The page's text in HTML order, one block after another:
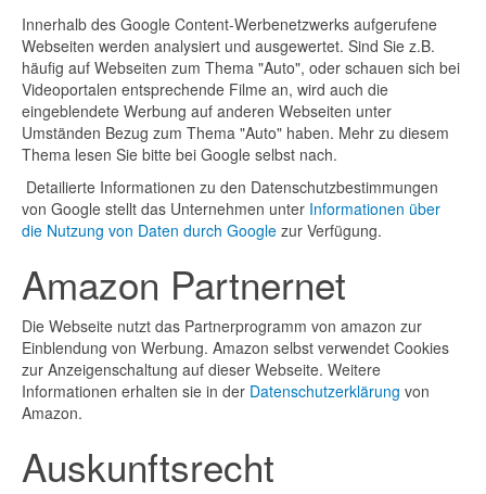
Innerhalb des Google Content-Werbenetzwerks aufgerufene
Webseiten werden analysiert und ausgewertet. Sind Sie z.B.
häufig auf Webseiten zum Thema "Auto", oder schauen sich bei
Videoportalen entsprechende Filme an, wird auch die
eingeblendete Werbung auf anderen Webseiten unter
Umständen Bezug zum Thema "Auto" haben. Mehr zu diesem
Thema lesen Sie bitte bei Google selbst nach.
Detailierte Informationen zu den Datenschutzbestimmungen
von Google stellt das Unternehmen unter Informationen über
die Nutzung von Daten durch Google zur Verfügung.
Amazon Partnernet
Die Webseite nutzt das Partnerprogramm von amazon zur
Einblendung von Werbung. Amazon selbst verwendet Cookies
zur Anzeigenschaltung auf dieser Webseite. Weitere
Informationen erhalten sie in der Datenschutzerklärung von
Amazon.
Auskunftsrecht